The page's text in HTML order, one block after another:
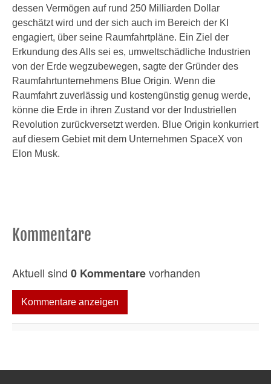
dessen Vermögen auf rund 250 Milliarden Dollar
geschätzt wird und der sich auch im Bereich der KI
engagiert, über seine Raumfahrtpläne. Ein Ziel der
Erkundung des Alls sei es, umweltschädliche Industrien
von der Erde wegzubewegen, sagte der Gründer des
Raumfahrtunternehmens Blue Origin. Wenn die
Raumfahrt zuverlässig und kostengünstig genug werde,
könne die Erde in ihren Zustand vor der Industriellen
Revolution zurückversetzt werden. Blue Origin konkurriert
auf diesem Gebiet mit dem Unternehmen SpaceX von
Elon Musk.
Kommentare
Aktuell sind 0 Kommentarevorhanden
Kommentare anzeigen